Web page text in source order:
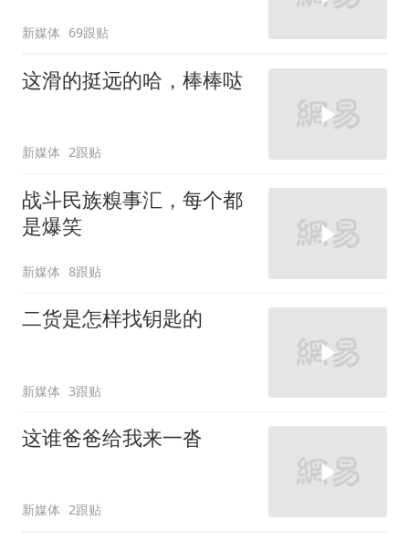
新媒体 69跟贴
这滑的挺远的哈，棒棒哒
新媒体 2跟贴
战斗民族糗事汇，每个都
是爆笑
新媒体 8跟贴
二货是怎样找钥匙的
新媒体 3跟贴
这谁爸爸给我来一沓
新媒体 2跟贴